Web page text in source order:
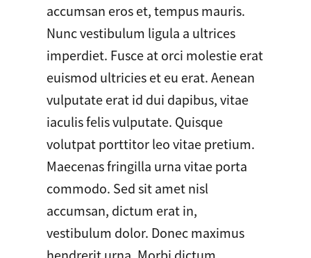
accumsan eros et, tempus mauris.
Nunc vestibulum ligula a ultrices
imperdiet. Fusce at orci molestie erat
euismod ultricies et eu erat. Aenean
vulputate erat id dui dapibus, vitae
iaculis felis vulputate. Quisque
volutpat porttitor leo vitae pretium.
Maecenas fringilla urna vitae porta
commodo. Sed sit amet nisl
accumsan, dictum erat in,
vestibulum dolor. Donec maximus
hendrerit urna. Morbi dictum